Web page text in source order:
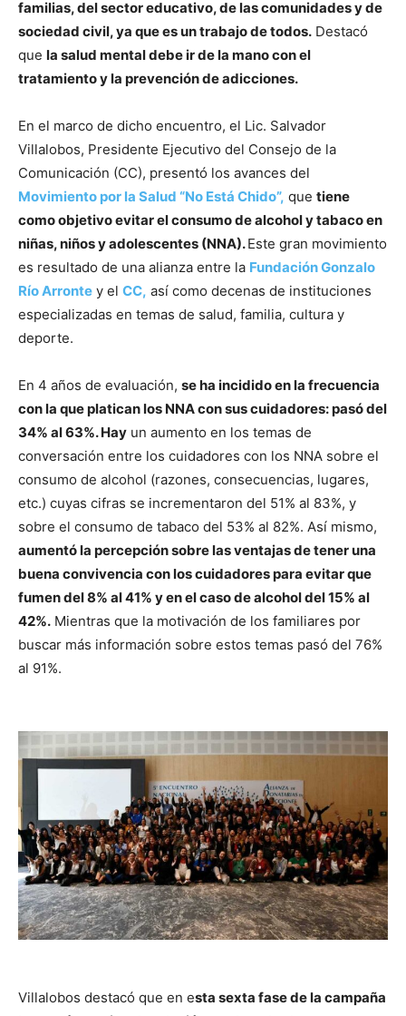
familias, del sector educativo, de las comunidades y de
sociedad civil, ya que es un trabajo de todos. Destacó
que la salud mental debe ir de la mano con el
tratamiento y la prevención de adicciones.
En el marco de dicho encuentro, el Lic. Salvador
Villalobos, Presidente Ejecutivo del Consejo de la
Comunicación (CC), presentó los avances del
Movimiento por la Salud “No Está Chido”, que tiene
como objetivo evitar el consumo de alcohol y tabaco en
niñas, niños y adolescentes (NNA).Este gran movimiento
es resultado de una alianza entre la Fundación Gonzalo
Río Arronte y el CC, así como decenas de instituciones
especializadas en temas de salud, familia, cultura y
deporte.
En 4 años de evaluación, se ha incidido en la frecuencia
con la que platican los NNA con sus cuidadores: pasó del
34% al 63%. Hay un aumento en los temas de
conversación entre los cuidadores con los NNA sobre el
consumo de alcohol (razones, consecuencias, lugares,
etc.) cuyas cifras se incrementaron del 51% al 83%, y
sobre el consumo de tabaco del 53% al 82%. Así mismo,
aumentó la percepción sobre las ventajas de tener una
buena convivencia con los cuidadores para evitar que
fumen del 8% al 41% y en el caso de alcohol del 15% al
42%. Mientras que la motivación de los familiares por
buscar más información sobre estos temas pasó del 76%
al 91%.
Villalobos destacó que en esta sexta fase de la campaña